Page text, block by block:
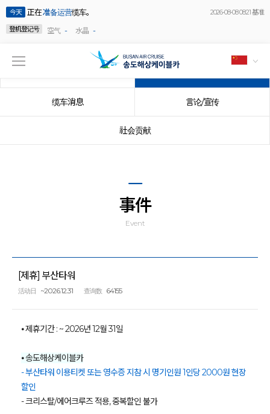
今天 正在准备运营缆车。
2026-08-08 08:21 基准
登机登记号
空气 - 水晶 -
缆车消息 言论/宣传
社会贡献
事件
Event
[제휴] 부산타워
活动日 ~2026.12.31 查询数 64155
⦁ 제휴기간 : ~ 2026년 12월 31일
⦁송도해상케이블카
- 부산타워 이용티켓 또는 영수증 지참 시 명기인원 1인당 2000원 현장
할인
- 크리스탈/에어크루즈 적용, 중복할인 불가